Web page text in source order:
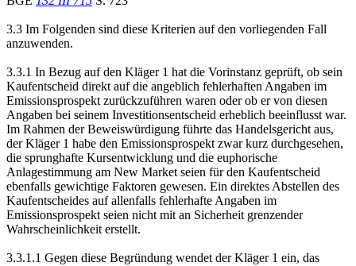
3.3 Im Folgenden sind diese Kriterien auf den vorliegenden Fall
anzuwenden.
3.3.1 In Bezug auf den Kläger 1 hat die Vorinstanz geprüft, ob sein
Kaufentscheid direkt auf die angeblich fehlerhaften Angaben im
Emissionsprospekt zurückzuführen waren oder ob er von diesen
Angaben bei seinem Investitionsentscheid erheblich beeinflusst war.
Im Rahmen der Beweiswürdigung führte das Handelsgericht aus,
der Kläger 1 habe den Emissionsprospekt zwar kurz durchgesehen,
die sprunghafte Kursentwicklung und die euphorische
Anlagestimmung am New Market seien für den Kaufentscheid
ebenfalls gewichtige Faktoren gewesen. Ein direktes Abstellen des
Kaufentscheides auf allenfalls fehlerhafte Angaben im
Emissionsprospekt seien nicht mit an Sicherheit grenzender
Wahrscheinlichkeit erstellt.
3.3.1.1 Gegen diese Begründung wendet der Kläger 1 ein, das